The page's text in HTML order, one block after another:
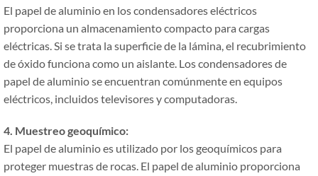
El papel de aluminio en los condensadores eléctricos
proporciona un almacenamiento compacto para cargas
eléctricas. Si se trata la superficie de la lámina, el recubrimiento
de óxido funciona como un aislante. Los condensadores de
papel de aluminio se encuentran comúnmente en equipos
eléctricos, incluidos televisores y computadoras.
4. Muestreo geoquímico:
El papel de aluminio es utilizado por los geoquímicos para
proteger muestras de rocas. El papel de aluminio proporciona